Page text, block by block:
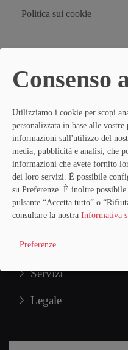
Politica sui cookie
Contacto
Rúa Antigua, 5
37002 Salamanca
Atención cliente:923 147 121
Mail:info@anselmoperez.com
Chi Siamo
Servizi
Legale
Consenso
Utilizziamo i cookie per scopi
personalizzata in base alle
informazioni sull'utilizzo del
media, pubblicità e analisi, che
informazioni che avete fornito
dei loro servizi. È possibile
su Preferenze. È inoltre
pulsante “Accetta tutto” o
consultare la nostra Informativa
Preferenze